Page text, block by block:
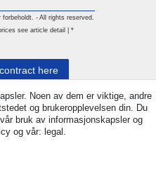
- All rights reserved.
see article detail | *
Noen av dem er viktige, andre
og brukeropplevelsen din. Du
bruk av informasjonskapsler og
og vår: legal.
here
med